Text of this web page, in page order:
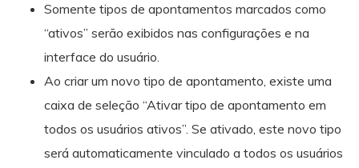
Somente tipos de apontamentos marcados como
“ativos” serão exibidos nas configurações e na
interface do usuário.
Ao criar um novo tipo de apontamento, existe uma
caixa de seleção “Ativar tipo de apontamento em
todos os usuários ativos”. Se ativado, este novo tipo
será automaticamente vinculado a todos os usuários